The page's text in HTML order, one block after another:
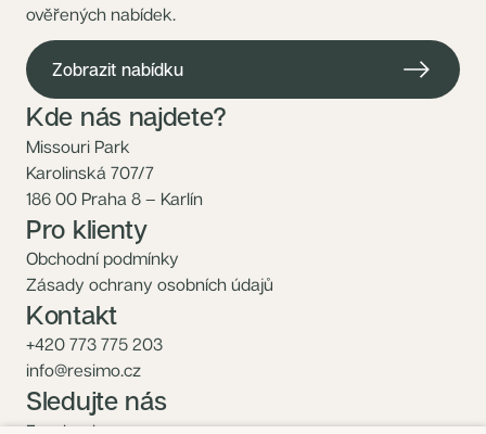
ověřených nabídek.
Zobrazit nabídku
Kde nás najdete?
Missouri Park
Karolinská 707/7
186 00 Praha 8 – Karlín
Pro klienty
Obchodní podmínky
Zásady ochrany osobních údajů
Kontakt
+420 773 775 203
info@resimo.cz
Sledujte nás